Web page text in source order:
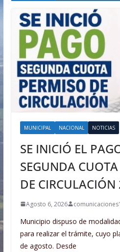
MUNICIPAL NACIONAL NOTICIAS
SE INICIÓ EL
SEGUNDA
DE
Agosto 6, 2026 comunicaciones1
Municipio dispuso de
para realizar el trámite, cuyo
de agosto. Desde